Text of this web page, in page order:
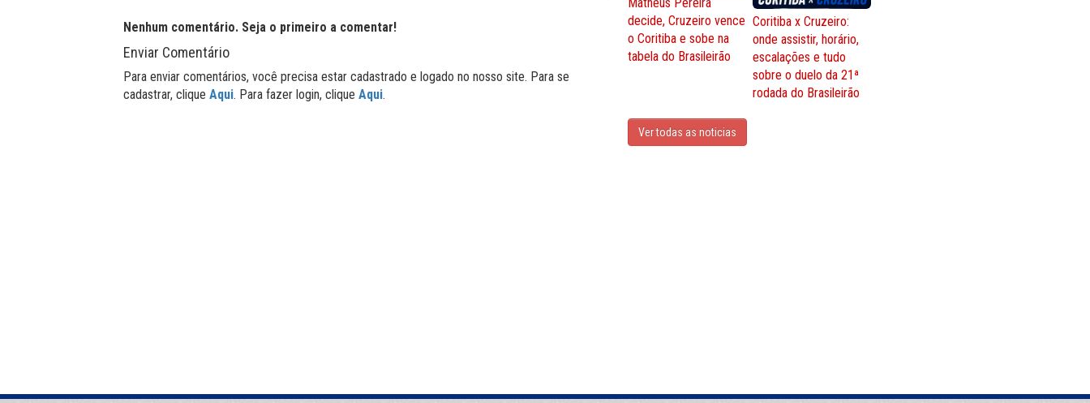
Nenhum comentário. Seja o primeiro a comentar!
Enviar Comentário
Para enviar comentários, você precisa estar cadastrado e logado no nosso site. Para se
cadastrar, clique Aqui. Para fazer login, clique Aqui.
decide, Cruzeiro vence
o Coritiba e sobe na
tabela do Brasileirão
Coritiba x Cruzeiro:
onde assistir, horário,
escalações e tudo
sobre o duelo da 21ª
rodada do Brasileirão
Ver todas as noticias